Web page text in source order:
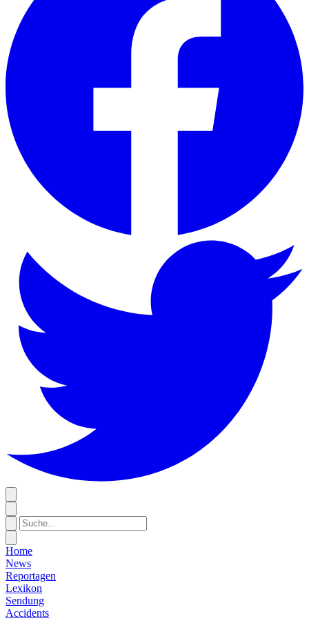
Home
News
Reportagen
Lexikon
Sendung
Accidents